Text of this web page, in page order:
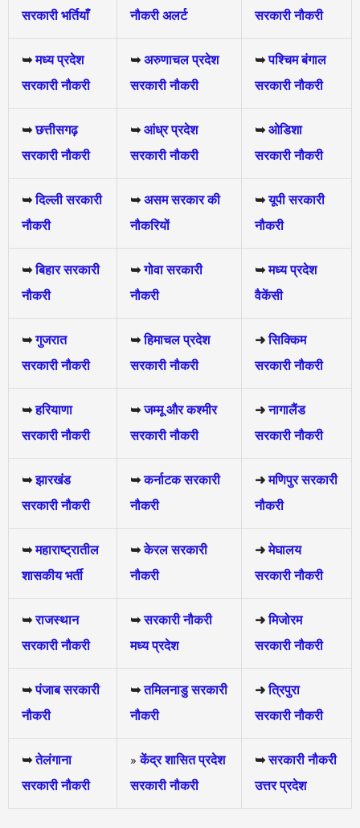
सरकारी भर्तियाँ
नौकरी अलर्ट
सरकारी नौकरी
➥ मध्य प्रदेश
सरकारी नौकरी
➥ अरुणाचल प्रदेश
सरकारी नौकरी
➥ पश्चिम बंगाल
सरकारी नौकरी
➥ छत्तीसगढ़
सरकारी नौकरी
➥आंध्र प्रदेश
सरकारी नौकरी
➥ ओडिशा
सरकारी नौकरी
➥ दिल्ली सरकारी
नौकरी
➥असम सरकार की
नौकरियों
➥ यूपी सरकारी
नौकरी
➥बिहार सरकारी
नौकरी
➥गोवा सरकारी
नौकरी
➥ मध्य प्रदेश
वैकेंसी
➥ गुजरात
सरकारी नौकरी
➥हिमाचल प्रदेश
सरकारी नौकरी
➜ सिक्किम
सरकारी नौकरी
➥हरियाणा
सरकारी नौकरी
➥जम्मू और कश्मीर
सरकारी नौकरी
➜ नागालैंड
सरकारी नौकरी
➥ झारखंड
सरकारी नौकरी
➥ कर्नाटक सरकारी
नौकरी
➜ मणिपुर सरकारी
नौकरी
➥ महाराष्ट्रातील
शासकीय भर्ती
➥ केरल सरकारी
नौकरी
➜ मेघालय
सरकारी नौकरी
➥ राजस्थान
सरकारी नौकरी
➥सरकारी नौकरी
मध्य प्रदेश
➜मिजोरम
सरकारी नौकरी
➥ पंजाब सरकारी
नौकरी
➥ तमिलनाडु सरकारी
नौकरी
➜ त्रिपुरा
सरकारी नौकरी
➥तेलंगाना
सरकारी नौकरी
»केंद्र शासित प्रदेश
सरकारी नौकरी
➥ सरकारी नौकरी
उत्तर प्रदेश